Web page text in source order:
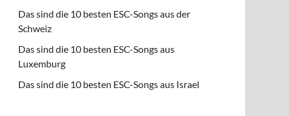
Das sind die 10 besten ESC-Songs aus der
Schweiz
Das sind die 10 besten ESC-Songs aus
Luxemburg
Das sind die 10 besten ESC-Songs aus Israel